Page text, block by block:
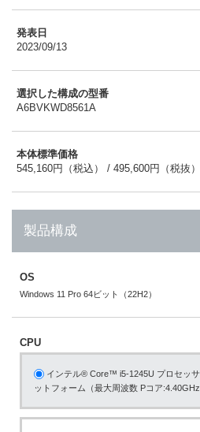
発表日
2023/09/13
選択した構成の型番
A6BVKWD8561A
本体標準価格
545,160円（税込） / 495,600円（税抜）
製品構成
OS
Windows 11 Pro 64ビット（22H2）
CPU
インテル® Core™ i5-1245U プロセッ
ットフォーム（最大周波数 Pコア